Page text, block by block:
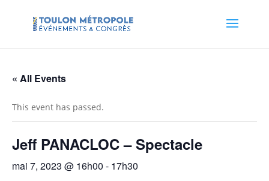
« All Events
This event has passed.
Jeff PANACLOC – Spectacle
mai 7, 2023 @ 16h00 - 17h30